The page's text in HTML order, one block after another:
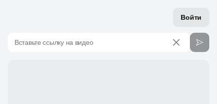
Войти
Вставьте ссылку на видео